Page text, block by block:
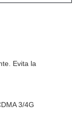
Evita la
3/4G